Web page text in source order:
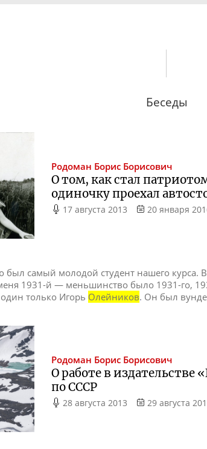
Беседы
Родоман Борис Борисович
О том, как стал
одиночку проехал
17 августа 2013 20 января
был самый молодой студент нашего курса.
1931-й — меньшинство было 1931-го,
только Игорь Олейников. Он был
Родоман Борис Борисович
О работе в издательстве
по СССР
28 августа 2013 29 августа